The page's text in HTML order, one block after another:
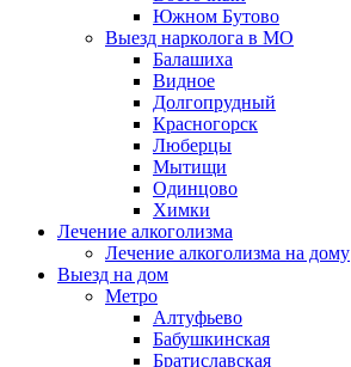
Южном Бутово
Выезд нарколога в МО
Балашиха
Видное
Долгопрудный
Красногорск
Люберцы
Мытищи
Одинцово
Химки
Лечение алкоголизма
Лечение алкоголизма на дому
Выезд на дом
Метро
Алтуфьево
Бабушкинская
Братиславская